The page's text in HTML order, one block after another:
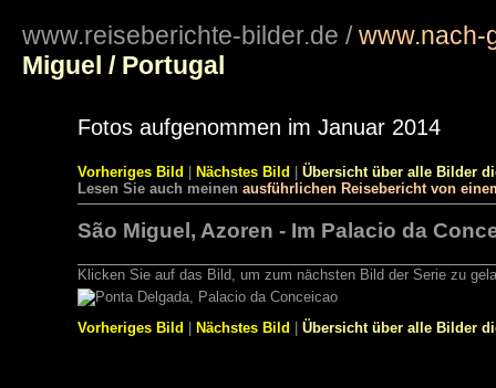
www.reiseberichte-bilder.de /www.nach-
Miguel / Portugal
Fotos aufgenommen im Januar 2014
Vorheriges Bild | Nächstes Bild | Übersicht über alle Bilder
Lesen Sie auch meinen ausführlichen Reisebericht von
São Miguel, Azoren - Im Palacio da
Klicken Sie auf das Bild, um zum nächsten Bild der Serie zu
Vorheriges Bild Nächstes Bild Übersicht über alle Bilder